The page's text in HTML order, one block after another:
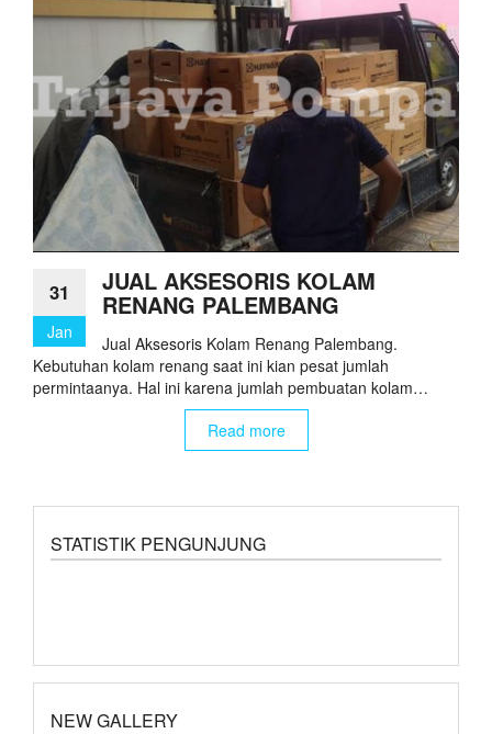
31
Jan
JUAL AKSESORIS KOLAM
RENANG PALEMBANG
Jual Aksesoris Kolam Renang Palembang.
Kebutuhan kolam renang saat ini kian pesat jumlah
permintaanya. Hal ini karena jumlah pembuatan kolam…
Read more
STATISTIK PENGUNJUNG
NEW GALLERY